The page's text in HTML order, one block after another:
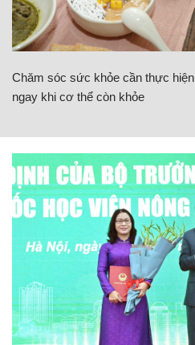
Chăm sóc sức khỏe cần thực hiện
ngay khi cơ thể còn khỏe